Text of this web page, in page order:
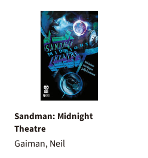
Sandman: Midnight
Theatre
Gaiman, Neil